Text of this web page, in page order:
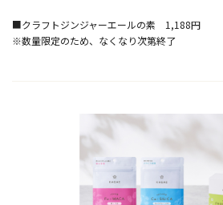
■クラフトジンジャーエールの素 1,188円
※数量限定のため、なくなり次第終了